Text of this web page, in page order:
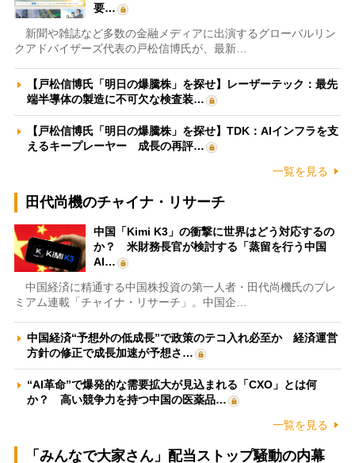
要…
新聞や雑誌など多数の金融メディアに出演するグローバルリン
クアドバイザーズ代表の戸松信博氏が、最新…
【戸松信博氏「明日の爆騰株」を探せ】レーザーテック：最先
端半導体の製造に不可欠な検査装…
【戸松信博氏「明日の爆騰株」を探せ】TDK：AIインフラを支
えるキープレーヤー 成長の再評…
一覧を見る
田代尚機のチャイナ・リサーチ
中国「Kimi K3」の衝撃に世界はどう対応するの
か？ 米財務長官が検討する「蒸留を行う中国
AI…
中国経済に精通する中国株投資の第一人者・田代尚機氏のプレ
ミアム連載「チャイナ・リサーチ」。中国企…
中国経済“予想外の低成長”で政策のテコ入れ必至か 経済運営
方針の修正で成長加速が予想さ…
“AI革命”で爆発的な需要拡大が見込まれる「CXO」とは何
か？ 高い競争力を持つ中国の医薬品…
一覧を見る
「みんなで大家さん」配当ストップ騒動の内幕